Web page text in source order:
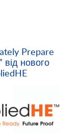
Prepare
нового